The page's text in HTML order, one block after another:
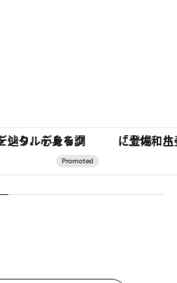
知に登場！生姜、山椒、大葉など目にも舌にも涼を呼ぶ郷土の味 【夏限定ディナーコース】旬を